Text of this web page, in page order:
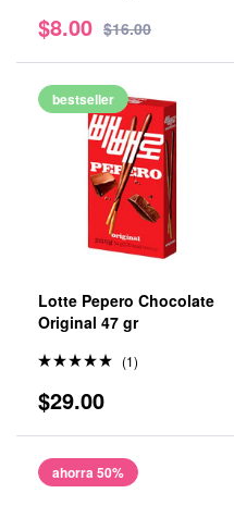
$16.00
$8.00
bestseller
Lotte Pepero Chocolate
Original 47 gr
en5.00
de 5
(1)
$29.00
ahorra 50%